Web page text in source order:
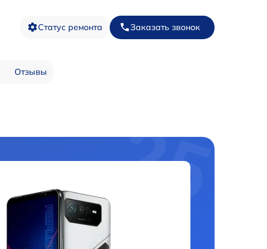
Статус ремонта Заказать звонок
Отзывы